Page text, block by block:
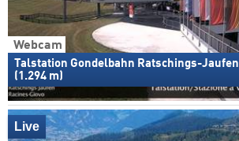
Webcam
Talstation Gondelbahn Ratschings-Jaufen
(1.294 m)
Live